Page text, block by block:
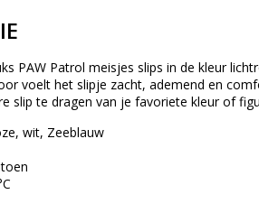
PAW Patrol meisjes slips in de kleur
voelt het slipje zacht, ademend en
slip te dragen van je favoriete kleur of
wit, Zeeblauw